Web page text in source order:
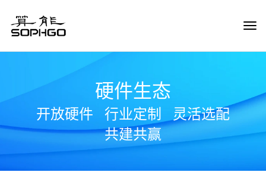
硬件生态
开放硬件 行业定制
灵活选配
共建共赢